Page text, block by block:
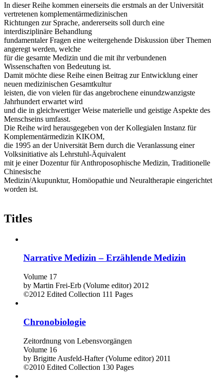
In dieser Reihe kommen einerseits die erstmals an der Universität
vertretenen komplementärmedizinischen
Richtungen zur Sprache, andererseits soll durch eine
interdisziplinäre Behandlung
fundamentaler Fragen eine weitergehende Diskussion über Themen
angeregt werden, welche
für die gesamte Medizin und die mit ihr verbundenen
Wissenschaften von Bedeutung ist.
Damit möchte diese Reihe einen Beitrag zur Entwicklung einer
neuen medizinischen Gesamtkultur
leisten, die von vielen für das angebrochene einundzwanzigste
Jahrhundert erwartet wird
und die in gleichwertiger Weise materielle und geistige Aspekte des
Menschseins umfasst.
Die Reihe wird herausgegeben von der Kollegialen Instanz für
Komplementärmedizin KIKOM,
die 1995 an der Universität Bern durch die Veranlassung einer
Volksinitiative als Lehrstuhl-Äquivalent
mit je einer Dozentur für Anthroposophische Medizin, Traditionelle
Chinesische
Medizin/Akupunktur, Homöopathie und Neuraltherapie eingerichtet
worden ist.
Titles
Narrative Medizin – Erzählende Medizin
Volume 17
by Martin Frei-Erb (Volume editor) 2012
©2012 Edited Collection 111 Pages
Chronobiologie
Zeitordnung von Lebensvorgängen
Volume 16
by Brigitte Ausfeld-Hafter (Volume editor) 2011
©2010 Edited Collection 130 Pages